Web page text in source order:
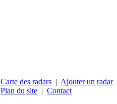
Carte des radars | Ajouter un radar
Plan du site | Contact